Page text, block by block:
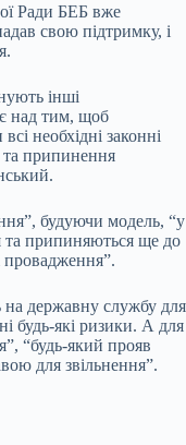
Ради БЕБ вже
свою підтримку, і
інші
над тим, щоб
необхідні законні
та припинення
будуючи модель, “у
та припиняються ще до
провадження”.
на державну службу для
будь-які ризики. А для
“будь-який прояв
для звільнення”.